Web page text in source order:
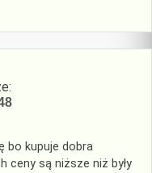
bo kupuje dobra
ceny są niższe niż były